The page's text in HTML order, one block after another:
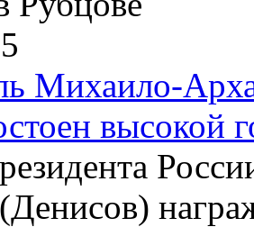
Михаило-
высокой